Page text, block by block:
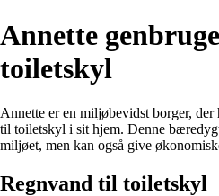
Annette
toiletskyl
Annette er en miljøbevidst borger,
til toiletskyl i sit hjem. Denne
miljøet, men kan også give
Regnvand til toiletskyl